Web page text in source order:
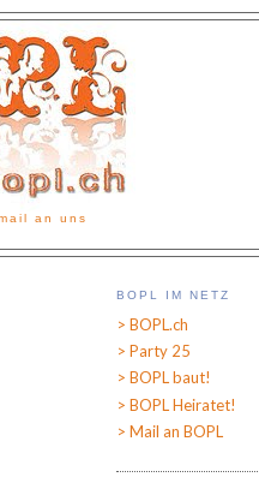
an uns
BOPL IM NETZ
> BOPL.ch
> Party 25
> BOPL baut!
> BOPL Heiratet!
> Mail an BOPL